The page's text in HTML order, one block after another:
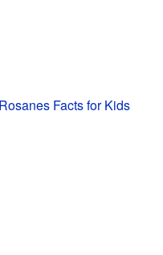
Facts for Kids